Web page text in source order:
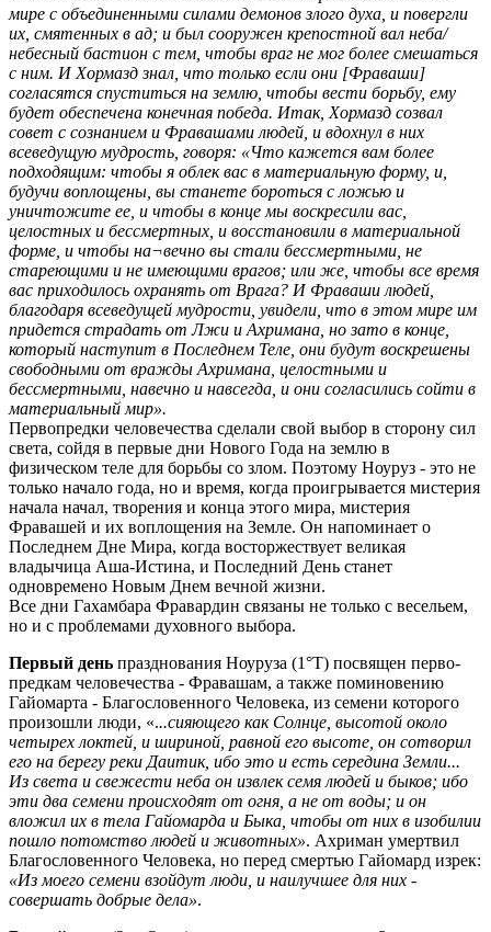
мире с объединенными силами демонов злого духа, и повергли
их, смятенных в ад; и был сооружен крепостной вал неба/
небесный бастион с тем, чтобы враг не мог более смешаться
с ним. И Хормазд знал, что только если они [Фраваши]
согласятся спуститься на землю, чтобы вести борьбу, ему
будет обеспечена конечная победа. Итак, Хормазд созвал
совет с сознанием и Фравашами людей, и вдохнул в них
всеведущую мудрость, говоря: «Что кажется вам более
подходящим: чтобы я облек вас в материальную форму, и,
будучи воплощены, вы станете бороться с ложью и
уничтожите ее, и чтобы в конце мы воскресили вас,
целостных и бессмертных, и восстановили в материальной
форме, и чтобы на¬вечно вы стали бессмертными, не
стареющими и не имеющими врагов; или же, чтобы все время
вас приходилось охранять от Врага? И Фраваши людей,
благодаря всеведущей мудрости, увидели, что в этом мире им
придется страдать от Лжи и Ахримана, но зато в конце,
который наступит в Последнем Теле, они будут воскрешены
свободными от вражды Ахримана, целостными и
бессмертными, навечно и навсегда, и они согласились сойти в
материальный мир».
Первопредки человечества сделали свой выбор в сторону сил
света, сойдя в первые дни Нового Года на землю в
физическом теле для борьбы со злом. Поэтому Ноуруз - это не
только начало года, но и время, когда проигрывается мистерия
начала начал, творения и конца этого мира, мистерия
Фравашей и их воплощения на Земле. Он напоминает о
Последнем Дне Мира, когда восторжествует великая
владычица Аша-Истина, и Последний День станет
одновремено Новым Днем вечной жизни.
Все дни Гахамбара Фравардин связаны не только с весельем,
но и с проблемами духовного выбора.
Первый день празднования Ноуруза (1°Т) посвящен перво-
предкам человечества - Фравашам, а также поминовению
Гайомарта - Благословенного Человека, из семени которого
произошли люди, «...сияющего как Солнце, высотой около
четырех локтей, и шириной, равной его высоте, он сотворил
его на берегу реки Даитик, ибо это и есть середина Земли...
Из света и свежести неба он извлек семя людей и быков; ибо
эти два семени происходят от огня, а не от воды; и он
вложил их в тела Гайомарда и Быка, чтобы от них в изобилии
пошло потомство людей и животных». Ахриман умертвил
Благословенного Человека, но перед смертью Гайомард изрек:
«Из моего семени взойдут люди, и наилучшее для них -
совершать добрые дела».